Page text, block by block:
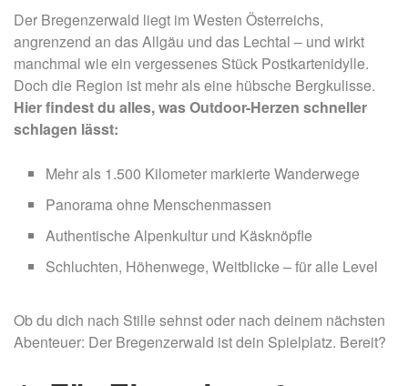
Der Bregenzerwald liegt im Westen Österreichs,
angrenzend an das Allgäu und das Lechtal – und wirkt
manchmal wie ein vergessenes Stück Postkartenidylle.
Doch die Region ist mehr als eine hübsche Bergkulisse.
Hier findest du alles, was Outdoor-Herzen schneller
schlagen lässt:
Mehr als 1.500 Kilometer markierte Wanderwege
Panorama ohne Menschenmassen
Authentische Alpenkultur und Käsknöpfle
Schluchten, Höhenwege, Weitblicke – für alle Level
Ob du dich nach Stille sehnst oder nach deinem nächsten
Abenteuer: Der Bregenzerwald ist dein Spielplatz. Bereit?